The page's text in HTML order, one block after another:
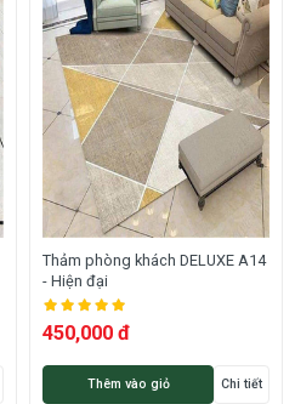
Thảm phòng khách DELUXE A14
- Hiện đại
450,000 đ
Thêm vào giỏ Chi tiết